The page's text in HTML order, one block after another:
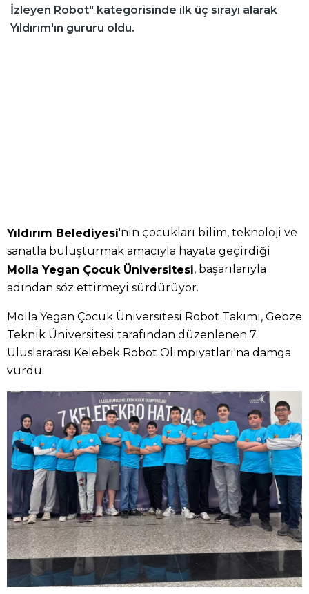
İzleyen Robot" kategorisinde ilk üç sırayı alarak
Yıldırım'ın gururu oldu.
Yıldırım Belediyesi'nin çocukları bilim, teknoloji ve
sanatla buluşturmak amacıyla hayata geçirdiği
Molla Yegan Çocuk Üniversitesi, başarılarıyla
adından söz ettirmeyi sürdürüyor.
Molla Yegan Çocuk Üniversitesi Robot Takımı, Gebze
Teknik Üniversitesi tarafından düzenlenen 7.
Uluslararası Kelebek Robot Olimpiyatları'na damga
vurdu.